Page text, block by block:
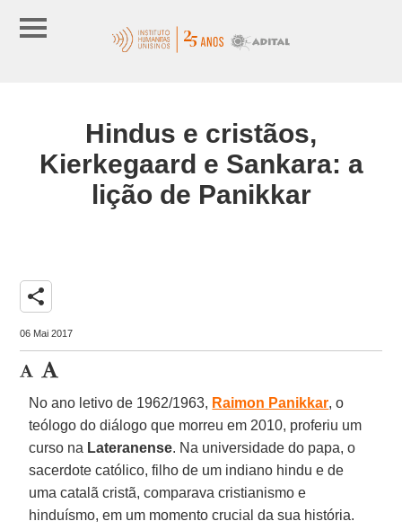
Hindus e cristãos,
Kierkegaard e Sankara: a
lição de Panikkar
share
06 Mai 2017
No ano letivo de 1962/1963, Raimon Panikkar, o
teólogo do diálogo que morreu em 2010, proferiu um
curso na Lateranense. Na universidade do papa, o
sacerdote católico, filho de um indiano hindu e de
uma catalã cristã, comparava cristianismo e
hinduísmo, em um momento crucial da sua história.